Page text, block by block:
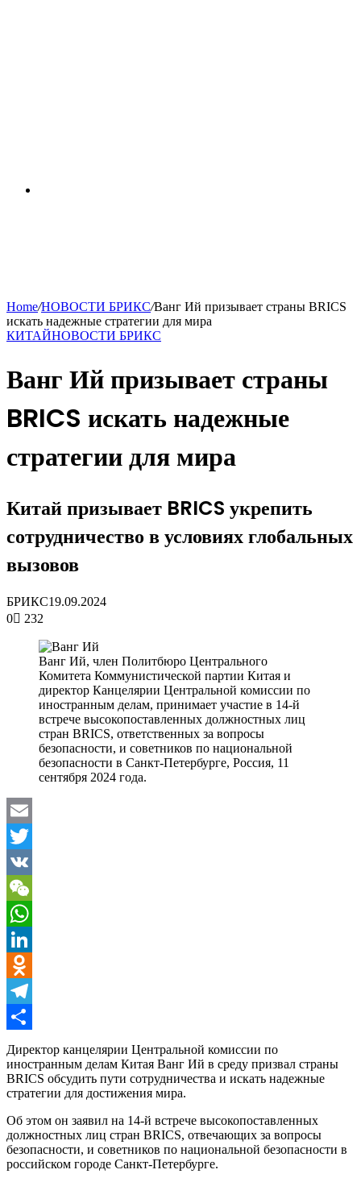
Home/НОВОСТИ БРИКС/Ванг Ий призывает страны BRICS
искать надежные стратегии для мира
КИТАЙНОВОСТИ БРИКС
Ванг Ий призывает страны
BRICS искать надежные
стратегии для мира
Китай призывает BRICS укрепить
сотрудничество в условиях глобальных
вызовов
БРИКС19.09.2024
0
232
Ванг Ий, член Политбюро Центрального
Комитета Коммунистической партии Китая и
директор Канцелярии Центральной комиссии по
иностранным делам, принимает участие в 14-й
встрече высокопоставленных должностных лиц
стран BRICS, ответственных за вопросы
безопасности, и советников по национальной
безопасности в Санкт-Петербурге, Россия, 11
сентября 2024 года.
Email
Twitter
VK
WeChat
WhatsApp
LinkedIn
Odnoklassniki
Telegram
Отправить
Директор канцелярии Центральной комиссии по
иностранным делам Китая Ванг Ий в среду призвал страны
BRICS обсудить пути сотрудничества и искать надежные
стратегии для достижения мира.
Об этом он заявил на 14-й встрече высокопоставленных
должностных лиц стран BRICS, отвечающих за вопросы
безопасности, и советников по национальной безопасности в
российском городе Санкт-Петербурге.